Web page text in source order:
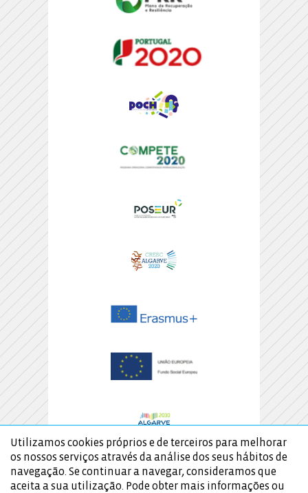
Utilizamos cookies próprios e de terceiros para melhorar
os nossos serviços através da análise dos seus hábitos de
navegação. Se continuar a navegar, consideramos que
aceita a sua utilização. Pode obter mais informações ou